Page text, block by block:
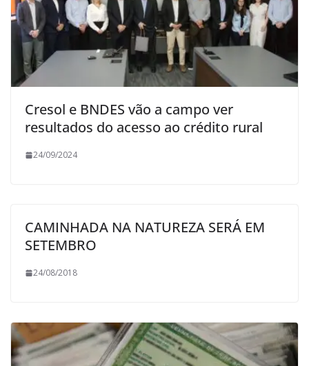
Cresol e BNDES vão a campo ver
resultados do acesso ao crédito rural
24/09/2024
CAMINHADA NA NATUREZA SERÁ EM
SETEMBRO
24/08/2018